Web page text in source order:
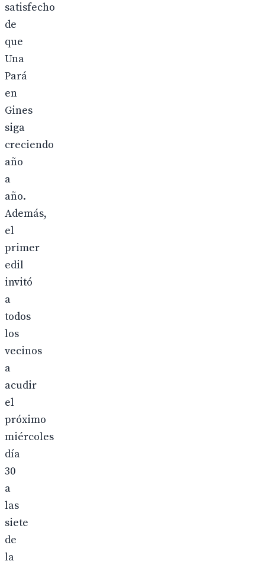
satisfecho
de
que
Una
Pará
en
Gines
siga
creciendo
año
a
año.
Además,
el
primer
edil
invitó
a
todos
los
vecinos
a
acudir
el
próximo
miércoles
día
30
a
las
siete
de
la